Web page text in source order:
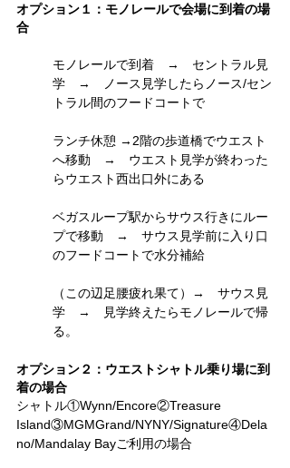
オプション１：モノレールで会場に到着の場
合
モノレールで到着　→　セントラル見
学　→　ノース見学したらノース/セン
トラル間のフードコートで
ランチ休憩 →2階の歩道橋でウエスト
へ移動　→　ウエスト見学が終わった
らウエスト西出口外にある
ベガスループ駅からサウス行きにルー
プで移動　→　サウス見学前に入り口
のフードコートで水分補給
（この辺足腰疲れ果て）→　サウス見
学　→　見学終えたらモノレールで帰
る。
オプション２：ウエストシャトル乗り場に到
着の場合
シャトル①Wynn/Encore②Treasure
Island③MGMGrand/NYNY/Signature④Dela
no/Mandalay Bayご利用の場合